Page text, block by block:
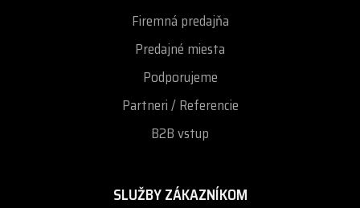
Firemná predajňa
Predajné miesta
Podporujeme
Partneri / Referencie
B2B vstup
SLUŽBY ZÁKAZNÍKOM